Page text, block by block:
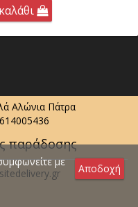
Αλώνια Πάτρα
παράδοσης
Αποδοχή
με